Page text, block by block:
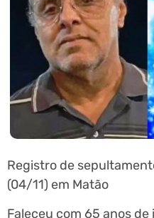
Registro de
(04/11) em Matão
Faleceu com 65 anos de